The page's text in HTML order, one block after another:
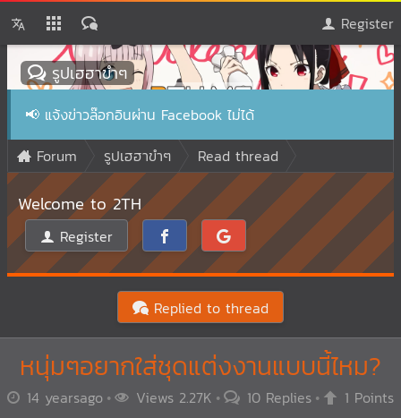
Register
รูปเฮฮาขำๆ
📢 แจ้งข่าวล๊อกอินผ่าน Facebook ไม่ได้
Forum
รูปเฮฮาขำๆ Read thread
Welcome to 2TH
Register
Replied to thread
หนุ่มๆอยากใส่ชุดแต่งงานแบบนี้ไหม?
14 yearsago Views 2.27K 10 Replies 1 Points